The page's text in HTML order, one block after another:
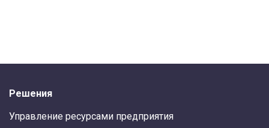
Решения
Управление ресурсами предприятия